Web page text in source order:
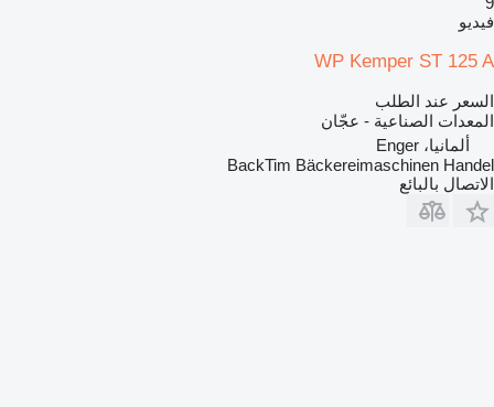
فيديو
WP Kemper ST 125 A
السعر عند الطلب
المعدات الصناعية - عجّان
ألمانيا، Enger
BackTim Bäckereimaschinen Handel
الاتصال بالبائع